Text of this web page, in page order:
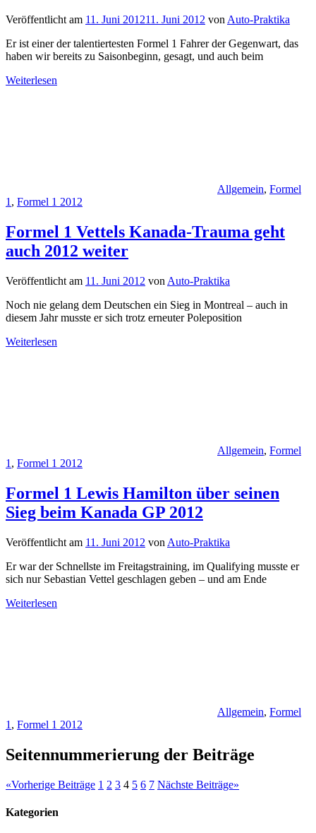
Veröffentlicht am 11. Juni 201211. Juni 2012 vonAuto-Praktika
Er ist einer der talentiertesten Formel 1 Fahrer der Gegenwart, das
haben wir bereits zu Saisonbeginn, gesagt, und auch beim
Weiterlesen
Allgemein, Formel
1, Formel 1 2012
Formel 1 Vettels Kanada-Trauma geht
auch 2012 weiter
Veröffentlicht am 11. Juni 2012 von Auto-Praktika
Noch nie gelang dem Deutschen ein Sieg in Montreal – auch in
diesem Jahr musste er sich trotz erneuter Poleposition
Weiterlesen
Allgemein, Formel
1 , Formel 1 2012
Formel 1 Lewis Hamilton über seinen
Sieg beim Kanada GP 2012
Veröffentlicht am 11. Juni 2012 von Auto-Praktika
Er war der Schnellste im Freitagstraining, im Qualifying musste er
sich nur Sebastian Vettel geschlagen geben – und am Ende
Weiterlesen
Allgemein, Formel
1 , Formel 1 2012
Seitennummerierung der Beiträge
«Vorherige Beiträge 1 2 3 4 5 6 7 Nächste Beiträge»
Kategorien